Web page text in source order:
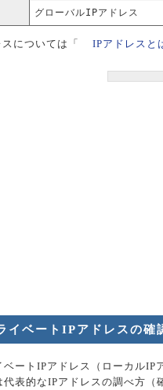
グローバルIPアドレス
については「 IPアドレスと
イベートIPアドレスの確
ベートIPアドレス（ローカルIP
代表的なIPアドレスの調べ方（